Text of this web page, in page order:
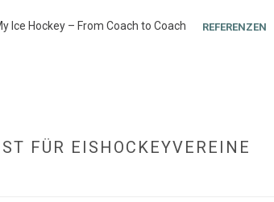
REFERENZEN
FÜR EISHOCKEYVEREINE